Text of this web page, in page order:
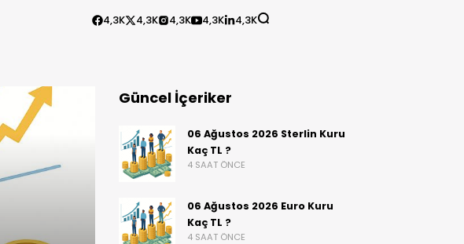
4,3K 4,3K 4,3K 4,3K 4,3K
Güncel İçeriker
06 Ağustos 2026 Sterlin Kuru
Kaç TL ?
4 SAAT ÖNCE
06 Ağustos 2026 Euro Kuru
Kaç TL ?
4 SAAT ÖNCE